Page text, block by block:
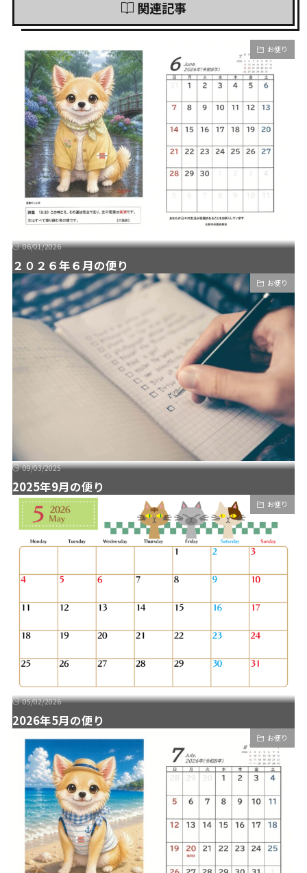
関連記事
お便り
06/01/2026
２０２６年６月の便り
お便り
09/03/2025
2025年9月の便り
お便り
05/02/2026
2026年5月の便り
お便り